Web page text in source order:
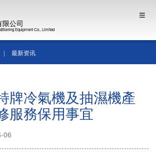
公司
Equipment Co., Limited
| 最新资讯
牌冷氣機及抽濕機產
服務保用事宜
06